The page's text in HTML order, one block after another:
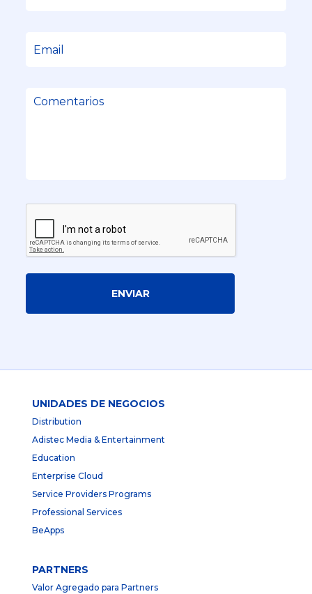
ENVIAR
UNIDADES DE NEGOCIOS
Distribution
Adistec Media & Entertainment
Education
Enterprise Cloud
Service Providers Programs
Professional Services
BeApps
PARTNERS
Valor Agregado para Partners